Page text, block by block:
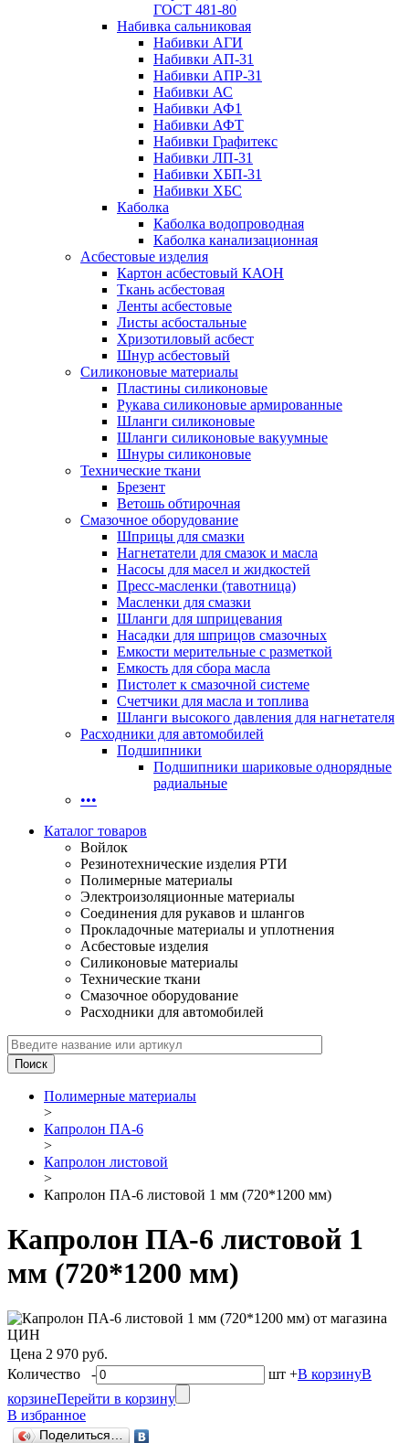
ГОСТ 481-80
Набивка сальниковая
Набивки АГИ
Набивки АП-31
Набивки АПР-31
Набивки АС
Набивки АФ1
Набивки АФТ
Набивки Графитекс
Набивки ЛП-31
Набивки ХБП-31
Набивки ХБС
Каболка
Каболка водопроводная
Каболка канализационная
Асбестовые изделия
Картон асбестовый КАОН
Ткань асбестовая
Ленты асбестовые
Листы асбостальные
Хризотиловый асбеcт
Шнур асбестовый
Силиконовые материалы
Пластины силиконовые
Рукава силиконовые армированные
Шланги силиконовые
Шланги силиконовые вакуумные
Шнуры силиконовые
Технические ткани
Брезент
Ветошь обтирочная
Смазочное оборудование
Шприцы для смазки
Нагнетатели для смазок и масла
Насосы для масел и жидкостей
Пресс-масленки (тавотница)
Масленки для смазки
Шланги для шприцевания
Насадки для шприцов смазочных
Емкости мерительные с разметкой
Емкость для сбора масла
Пистолет к смазочной системе
Счетчики для масла и топлива
Шланги высокого давления для нагнетателя
Расходники для автомобилей
Подшипники
Подшипники шариковые однорядные
радиальные
•••
Каталог товаров
Войлок
Резинотехнические изделия РТИ
Полимерные материалы
Электроизоляционные материалы
Соединения для рукавов и шлангов
Прокладочные материалы и уплотнения
Асбестовые изделия
Силиконовые материалы
Технические ткани
Смазочное оборудование
Расходники для автомобилей
Полимерные материалы
>
Капролон ПА-6
>
Капролон листовой
>
Капролон ПА-6 листовой 1 мм (720*1200 мм)
Капролон ПА-6 листовой 1
мм (720*1200 мм)
Цена 2 970 руб.
Количество - шт +В корзинуВ
корзинеПерейти в корзину
В избранное
Поделиться…